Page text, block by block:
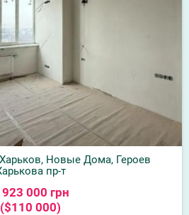
Харьков, Новые Дома, Героев
пр-т
000 грн
($110 000)